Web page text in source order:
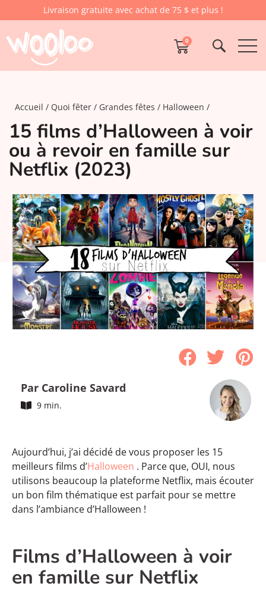
Livraison gratuite avec achat de 75 $ et plus !
0
Accueil Quoi fêter Grandes fêtes Halloween
15 films d’Halloween à voir
ou à revoir en famille sur
Netflix (2023)
Par Caroline Savard
9 min.
Aujourd’hui, j’ai décidé de vous proposer les 15
meilleurs films d’Halloween . Parce que, OUI, nous
utilisons beaucoup la plateforme Netflix, mais écouter
un bon film thématique est parfait pour se mettre
dans l’ambiance d’Halloween !
Films d’Halloween à voir
en famille sur Netflix